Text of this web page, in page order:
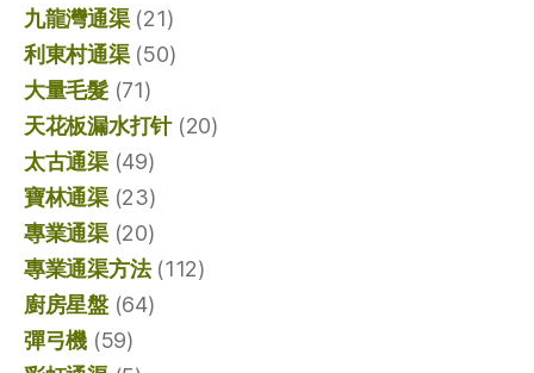
九龍灣通渠(21)
利東村通渠(50)
大量毛髮(71)
天花板漏水打针(20)
太古通渠(49)
寶林通渠(23)
專業通渠(20)
專業通渠方法(112)
廚房星盤(64)
彈弓機 (59)